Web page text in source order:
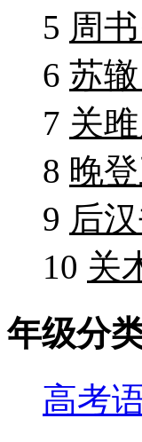
5 周
6 苏
7 关
8 晚
9 后
10 关
年级分
高考